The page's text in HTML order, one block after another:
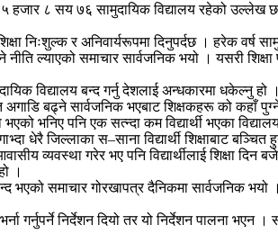
हजार ८ सय ७६ सामुदायिक विद्यालय रहेको उल्लेख
र अनिवार्यरूपमा दिनुपर्दछ । हरेक वर्ष
नीति ल्याएको समाचार सार्वजनिक भयो । यसरी
विद्यालय बन्द गर्नु देशलाई अन्धकारमा धकेल्नु
बढ्ने सार्वजनिक भएबाट शिक्षकहरू को कहाँ
भनिए पनि एक सत्न्दा कम विद्यार्थी भएका
धेरै जिल्लाका स–साना विद्यार्थी शिक्षाबाट बञ्चित
व्यवस्था गरेर भए पनि विद्यार्थीलाई शिक्षा
।
समाचार गोरखापत्र दैनिकमा सार्वजनिक भयो ।
गर्नुपर्ने निर्देशन दियो तर यो निर्देशन पालना